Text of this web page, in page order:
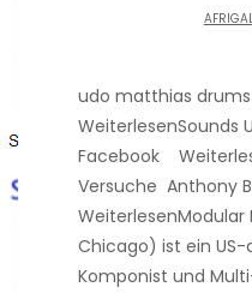
udo matthias
Facebook
Versuche Anthony
WeiterlesenModular
Chicago) ist ein
Komponist und